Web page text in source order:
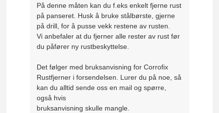
På denne måten kan du f.eks enkelt fjerne rust
på panseret. Husk å bruke stålbørste, gjerne
på drill, for å pusse vekk restene av rusten.
Vi anbefaler at du fjerner alle rester av rust før
du påfører ny rustbeskyttelse.
Det følger med bruksanvisning for Corrofix
Rustfjerner i forsendelsen. Lurer du på noe, så
kan du alltid sende oss en mail og spørre,
også hvis
bruksanvisning skulle mangle.